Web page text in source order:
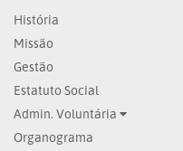
História
Missão
Gestão
Estatuto Social
Admin. Voluntária
Organograma